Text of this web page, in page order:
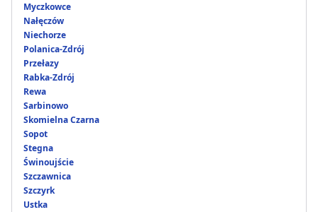
Myczkowce
Nałęczów
Niechorze
Polanica-Zdrój
Przełazy
Rabka-Zdrój
Rewa
Sarbinowo
Skomielna Czarna
Sopot
Stegna
Świnoujście
Szczawnica
Szczyrk
Ustka